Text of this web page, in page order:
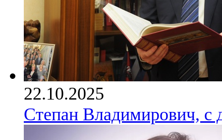
22.10.2025
Степан Владимирович, с